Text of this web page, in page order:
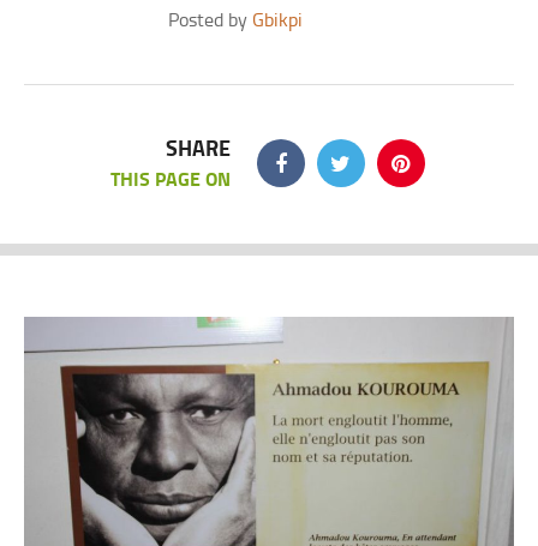
Posted by Gbikpi
SHARE
THIS PAGE ON